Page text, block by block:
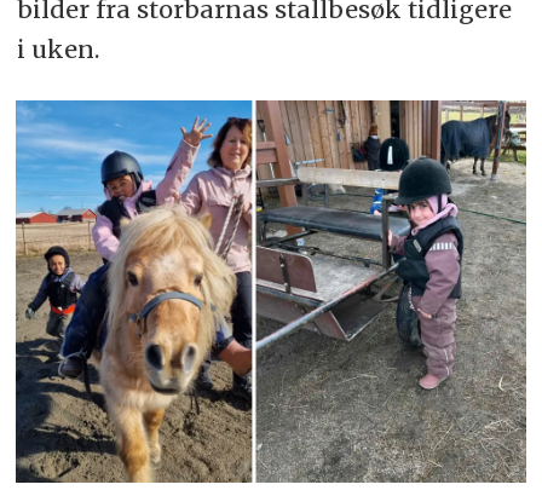
bilder fra storbarnas stallbesøk tidligere
i uken.